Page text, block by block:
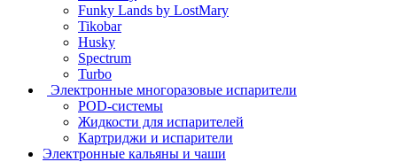
Funky Lands by LostMary
Tikobar
Husky
Spectrum
Turbo
Электронные многоразовые испарители
POD-системы
Жидкости для испарителей
Картриджи и испарители
Электронные кальяны и чаши